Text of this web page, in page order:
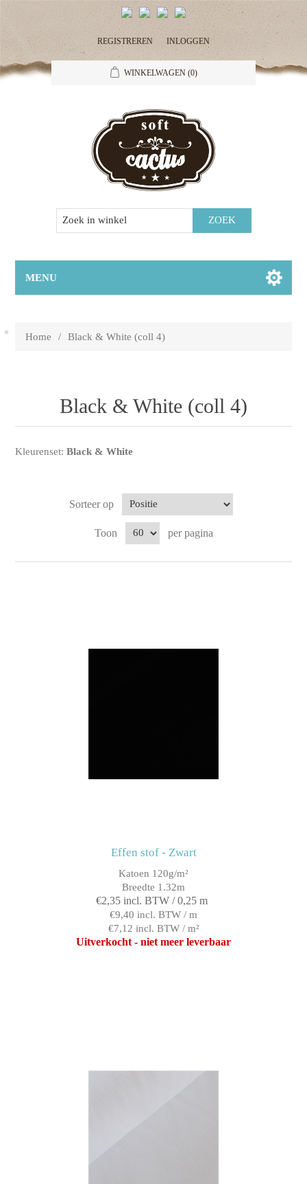
REGISTREREN INLOGGEN
WINKELWAGEN (0)
MENU
Home / Black & White (coll 4)
Black & White (coll 4)
Kleurenset:Black & White
Sorteer op
Toon per pagina
Effen stof - Zwart
Katoen 120g/m²
Breedte 1.32m
€2,35 incl. BTW / 0,25 m
€9,40 incl. BTW / m
€7,12 incl. BTW / m²
Uitverkocht - niet meer leverbaar